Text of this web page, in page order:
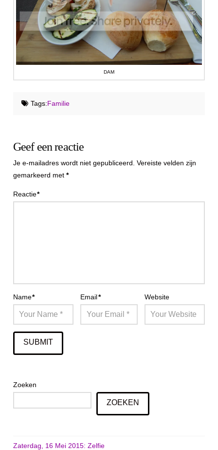
DAM
Tags:Familie
Geef een reactie
Je e-mailadres wordt niet gepubliceerd. Vereiste velden zijn
gemarkeerd met *
Reactie*
Name* Email* Website
Zoeken
ZOEKEN
Zaterdag, 16 Mei 2015: Zelfie